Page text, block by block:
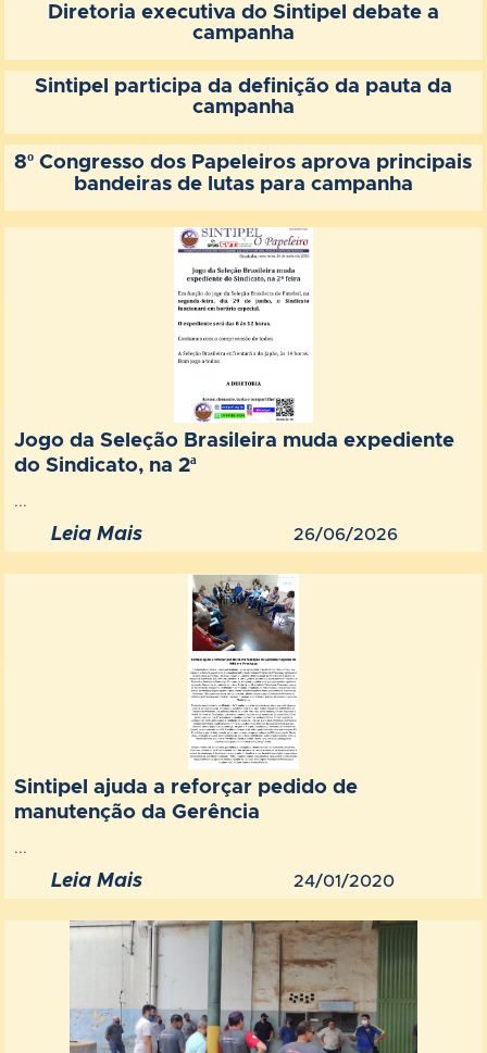
Diretoria executiva do Sintipel debate a
campanha
Sintipel participa da definição da pauta da
campanha
8º Congresso dos Papeleiros aprova principais
bandeiras de lutas para campanha
Jogo da Seleção Brasileira muda expediente
do Sindicato, na 2ª
...
Leia Mais 26/06/2026
Sintipel ajuda a reforçar pedido de
manutenção da Gerência
...
Leia Mais 24/01/2020